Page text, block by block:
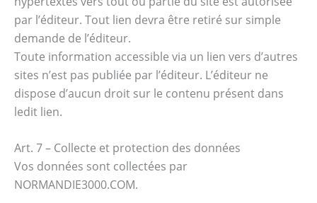
par l’éditeur. Tout lien devra être retiré sur simple
demande de l’éditeur.
Toute information accessible via un lien vers d’autres
sites n’est pas publiée par l’éditeur. L’éditeur ne
dispose d’aucun droit sur le contenu présent dans
ledit lien.
Art. 7 – Collecte et protection des données
Vos données sont collectées par
NORMANDIE3000.COM.